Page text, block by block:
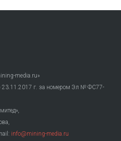
media.ru»
23.11.2017 г. за номером Эл № ФС77-
info@mining-media.ru